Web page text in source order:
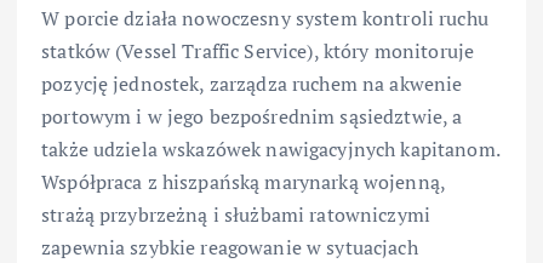
W porcie działa nowoczesny system kontroli ruchu
statków (Vessel Traffic Service), który monitoruje
pozycję jednostek, zarządza ruchem na akwenie
portowym i w jego bezpośrednim sąsiedztwie, a
także udziela wskazówek nawigacyjnych kapitanom.
Współpraca z hiszpańską marynarką wojenną,
strażą przybrzeżną i służbami ratowniczymi
zapewnia szybkie reagowanie w sytuacjach